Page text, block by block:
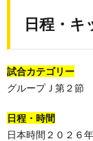
日程・キ
試合カテゴリー
グループＪ第２節
日程・時間
日本時間２０２６